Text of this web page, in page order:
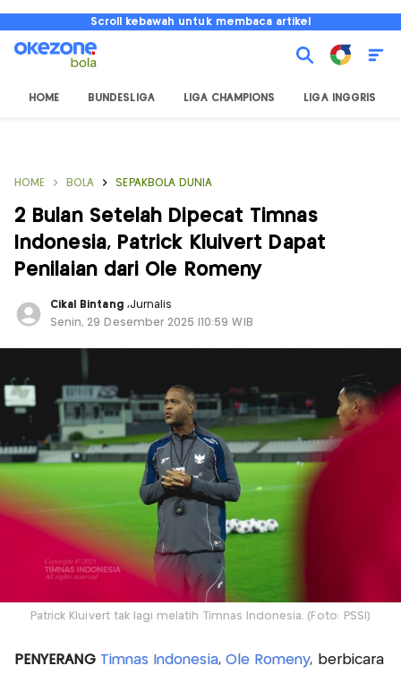
Scroll kebawah untuk membaca artikel
HOME BUNDESLIGA LIGA CHAMPIONS LIGA INGGRIS
HOME BOLA SEPAKBOLA DUNIA
2 Bulan Setelah Dipecat Timnas
Indonesia, Patrick Kluivert Dapat
Penilaian dari Ole Romeny
Cikal Bintang ,Jurnalis
Senin, 29 Desember 2025 |10:59 WIB
Patrick Kluivert tak lagi melatih Timnas Indonesia. (Foto: PSSI)
PENYERANG Timnas Indonesia,Ole Romeny, berbicara